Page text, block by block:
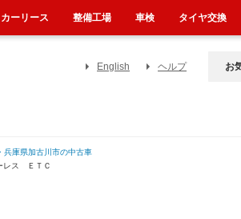
English ヘルプ お
兵庫県加古川市の中古車
レス ＥＴＣ
カーリース 整備工場 車検 タイヤ交換